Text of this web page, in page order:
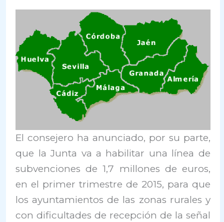
El consejero ha anunciado, por su parte,
que la Junta va a habilitar una línea de
subvenciones de 1,7 millones de euros,
en el primer trimestre de 2015, para que
los ayuntamientos de las zonas rurales y
con dificultades de recepción de la señal